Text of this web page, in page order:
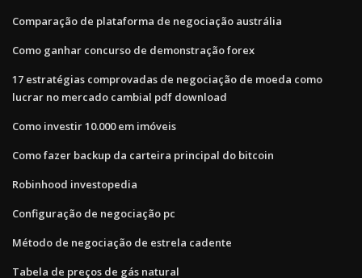
Comparação de plataforma de negociação austrália
Como ganhar concurso de demonstração forex
17 estratégias comprovadas de negociação de moeda como
lucrar no mercado cambial pdf download
Como investir 10.000 em imóveis
Como fazer backup da carteira principal do bitcoin
Robinhood investopedia
Configuração de negociação pc
Método de negociação de estrela cadente
Tabela de preços de gás natural